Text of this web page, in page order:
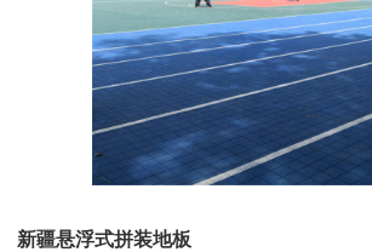
新疆悬浮式拼装地板